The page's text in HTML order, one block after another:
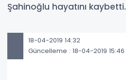
Şahinoğlu hayatını kaybetti.
18-04-2019 14:32
Güncelleme : 18-04-2019 15:46